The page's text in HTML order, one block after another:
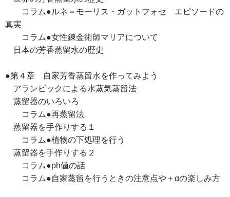
コラム●ルネ＝モーリス・ガットフォセ エピソードの
真実
コラム●女性錬金術師マリアについて
日本の芳香蒸留水の歴史
●第４章 自家芳香蒸留水を作ってみよう
アランビックによる水蒸気蒸留法
蒸留器のいろいろ
コラム●再蒸留法
蒸留器を手作りする１
コラム●植物の下処理を行う
蒸留器を手作りする２
コラム●ph値の話
コラム●自家蒸留を行うときの注意点や＋αの楽しみ方